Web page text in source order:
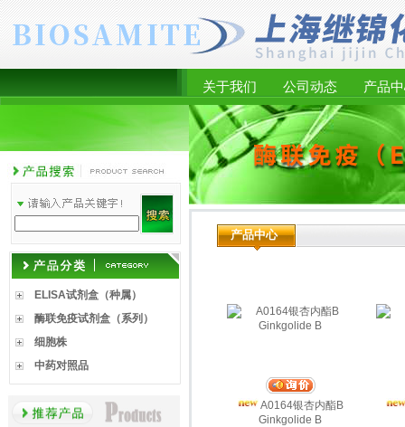
关于我们 公司动态 产品
ELISA试剂盒（种属）
酶联免疫试剂盒（系列）
细胞株
中药对照品
产品中心
A0164银杏内酯B
Ginkgolide B